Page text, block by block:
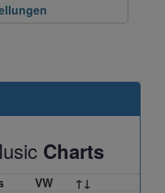
Charts
VW ↑↓